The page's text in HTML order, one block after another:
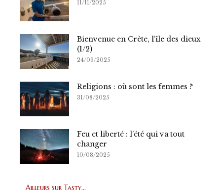
11/11/2025
Bienvenue en Crète, l’île des dieux
(1/2)
24/09/2025
Religions : où sont les femmes ?
31/08/2025
Feu et liberté : l’été qui va tout
changer
10/08/2025
Ailleurs sur Tasty...